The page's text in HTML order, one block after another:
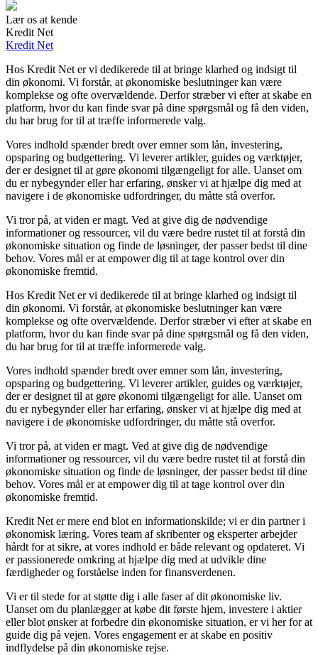
Lær os at kende
Kredit Net
Kredit Net
Hos Kredit Net er vi dedikerede til at bringe klarhed og indsigt til
din økonomi. Vi forstår, at økonomiske beslutninger kan være
komplekse og ofte overvældende. Derfor stræber vi efter at skabe en
platform, hvor du kan finde svar på dine spørgsmål og få den viden,
du har brug for til at træffe informerede valg.
Vores indhold spænder bredt over emner som lån, investering,
opsparing og budgettering. Vi leverer artikler, guides og værktøjer,
der er designet til at gøre økonomi tilgængeligt for alle. Uanset om
du er nybegynder eller har erfaring, ønsker vi at hjælpe dig med at
navigere i de økonomiske udfordringer, du måtte stå overfor.
Vi tror på, at viden er magt. Ved at give dig de nødvendige
informationer og ressourcer, vil du være bedre rustet til at forstå din
økonomiske situation og finde de løsninger, der passer bedst til dine
behov. Vores mål er at empower dig til at tage kontrol over din
økonomiske fremtid.
Hos Kredit Net er vi dedikerede til at bringe klarhed og indsigt til
din økonomi. Vi forstår, at økonomiske beslutninger kan være
komplekse og ofte overvældende. Derfor stræber vi efter at skabe en
platform, hvor du kan finde svar på dine spørgsmål og få den viden,
du har brug for til at træffe informerede valg.
Vores indhold spænder bredt over emner som lån, investering,
opsparing og budgettering. Vi leverer artikler, guides og værktøjer,
der er designet til at gøre økonomi tilgængeligt for alle. Uanset om
du er nybegynder eller har erfaring, ønsker vi at hjælpe dig med at
navigere i de økonomiske udfordringer, du måtte stå overfor.
Vi tror på, at viden er magt. Ved at give dig de nødvendige
informationer og ressourcer, vil du være bedre rustet til at forstå din
økonomiske situation og finde de løsninger, der passer bedst til dine
behov. Vores mål er at empower dig til at tage kontrol over din
økonomiske fremtid.
Kredit Net er mere end blot en informationskilde; vi er din partner i
økonomisk læring. Vores team af skribenter og eksperter arbejder
hårdt for at sikre, at vores indhold er både relevant og opdateret. Vi
er passionerede omkring at hjælpe dig med at udvikle dine
færdigheder og forståelse inden for finansverdenen.
Vi er til stede for at støtte dig i alle faser af dit økonomiske liv.
Uanset om du planlægger at købe dit første hjem, investere i aktier
eller blot ønsker at forbedre din økonomiske situation, er vi her for at
guide dig på vejen. Vores engagement er at skabe en positiv
indflydelse på din økonomiske rejse.